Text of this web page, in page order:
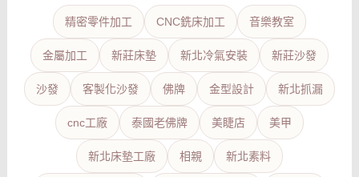
精密零件加工 CNC銑床加工 音樂教室
金屬加工 新莊床墊 新北冷氣安裝 新莊沙發
沙發 客製化沙發 佛牌 金型設計 新北抓漏
cnc工廠 泰國老佛牌 美睫店 美甲
新北床墊工廠 相親 新北素料